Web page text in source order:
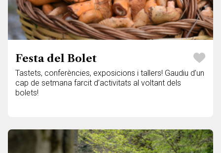
Festa del Bolet
Tastets, conferències, exposicions i tallers! Gaudiu d’un
cap de setmana farcit d’activitats al voltant dels
bolets!